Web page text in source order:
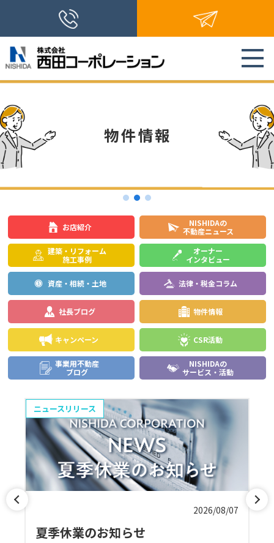
物件情報
お店紹介
NISHIDAの
不動産ニュース
建築・リフォーム
施工事例
オーナー
インタビュー
資産・相続・土地 法律・税金コラム
社長ブログ 物件情報
キャンペーン CSR活動
事業用不動産
ブログ
NISHIDAの
サービス・活動
ニュースリリース
2026/08/07
夏季休業のお知らせ